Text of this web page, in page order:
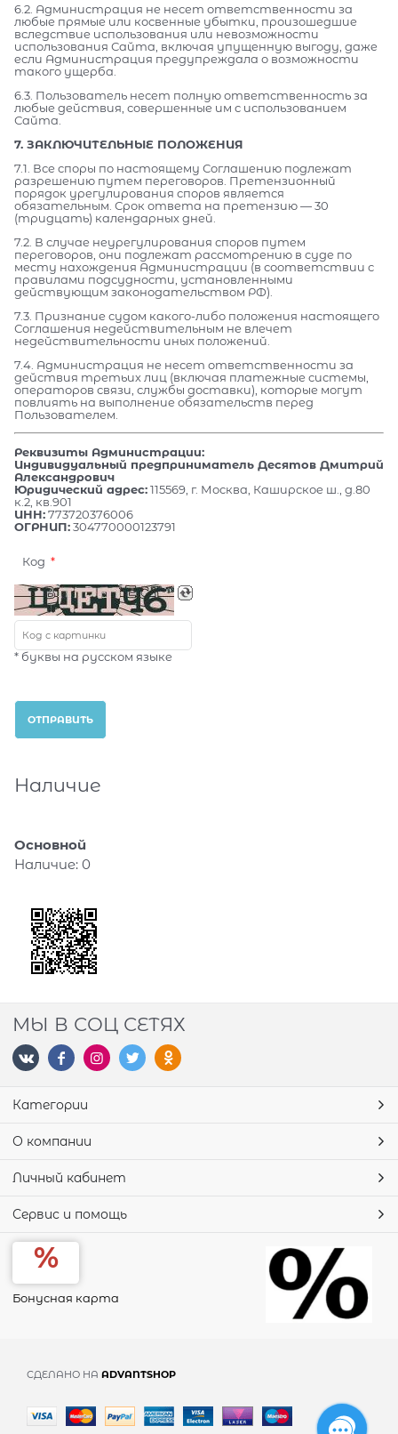
6.2. Администрация не несет ответственности за
любые прямые или косвенные убытки, произошедшие
вследствие использования или невозможности
использования Сайта, включая упущенную выгоду, даже
если Администрация предупреждала о возможности
такого ущерба.
6.3. Пользователь несет полную ответственность за
любые действия, совершенные им с использованием
Сайта.
7. ЗАКЛЮЧИТЕЛЬНЫЕ ПОЛОЖЕНИЯ
7.1. Все споры по настоящему Соглашению подлежат
разрешению путем переговоров. Претензионный
порядок урегулирования споров является
обязательным. Срок ответа на претензию — 30
(тридцать) календарных дней.
7.2. В случае неурегулирования споров путем
переговоров, они подлежат рассмотрению в суде по
месту нахождения Администрации (в соответствии с
правилами подсудности, установленными
действующим законодательством РФ).
7.3. Признание судом какого-либо положения настоящего
Соглашения недействительным не влечет
недействительности иных положений.
7.4. Администрация не несет ответственности за
действия третьих лиц (включая платежные системы,
операторов связи, службы доставки), которые могут
повлиять на выполнение обязательств перед
Пользователем.
Реквизиты Администрации:
Индивидуальный предприниматель Десятов Дмитрий
Александрович
Юридический адрес:115569, г. Москва, Каширское ш., д.80
к.2, кв.901
ИНН:773720376006
ОГРНИП:304770000123791
Код
* буквы на русском языке
Наличие
Основной
Наличие: 0
МЫ В СОЦ СЕТЯХ
Категории
О компании
Личный кабинет
Сервис и помощь
Бонусная карта
СДЕЛАНО НА ADVANTSHOP